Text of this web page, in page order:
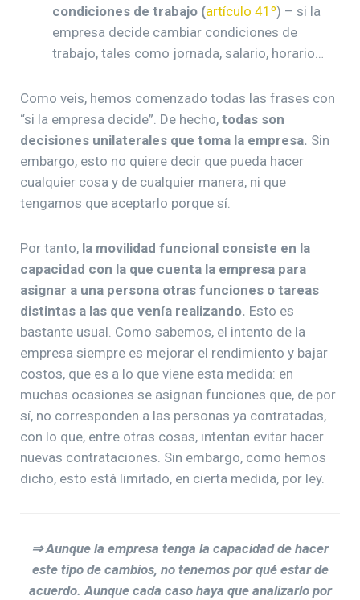
condiciones de trabajo (artículo 41º) – si la
empresa decide cambiar condiciones de
trabajo, tales como jornada, salario, horario…
Como veis, hemos comenzado todas las frases con
“si la empresa decide”. De hecho, todas son
decisiones unilaterales que toma la empresa. Sin
embargo, esto no quiere decir que pueda hacer
cualquier cosa y de cualquier manera, ni que
tengamos que aceptarlo porque sí.
Por tanto, la movilidad funcional consiste en la
capacidad con la que cuenta la empresa para
asignar a una persona otras funciones o tareas
distintas a las que venía realizando. Esto es
bastante usual. Como sabemos, el intento de la
empresa siempre es mejorar el rendimiento y bajar
costos, que es a lo que viene esta medida: en
muchas ocasiones se asignan funciones que, de por
sí, no corresponden a las personas ya contratadas,
con lo que, entre otras cosas, intentan evitar hacer
nuevas contrataciones. Sin embargo, como hemos
dicho, esto está limitado, en cierta medida, por ley.
⇒ Aunque la empresa tenga la capacidad de hacer
este tipo de cambios, no tenemos por qué estar de
acuerdo. Aunque cada caso haya que analizarlo por